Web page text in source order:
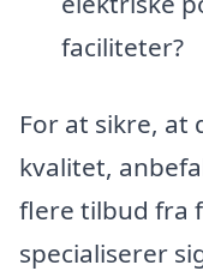
faciliteter?
For at sikre, at
kvalitet,
flere tilbud fra
specialiserer